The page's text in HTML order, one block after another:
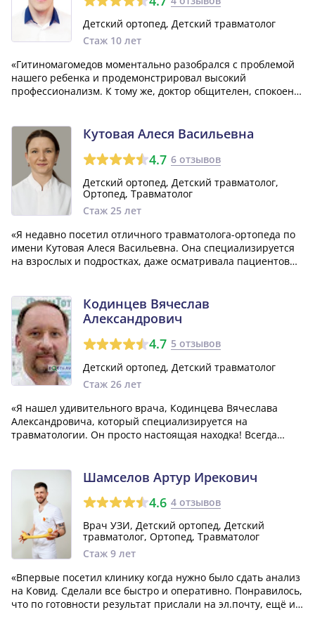
Детский ортопед, Детский травматолог
Стаж 10 лет
«Гитиномагомедов моментально разобрался с проблемой
нашего ребенка и продемонстрировал высокий
профессионализм. К тому же, доктор общителен, спокоен и
выполнили все его рекомендации.»
Кутовая Алеся Васильевна
4.7 6 отзывов
Детский ортопед, Детский травматолог,
Ортопед, Травматолог
Стаж 25 лет
«Я недавно посетил отличного травматолога-ортопеда по
имени Кутовая Алеся Васильевна. Она специализируется
на взрослых и подростках, даже осматривала пациентов
Алеся Васильевна отно...»Кодинцев Вячеслав
Александрович
4.7 5 отзывов
Детский ортопед, Детский травматолог
Стаж 26 лет
«Я нашел удивительного врача, Кодинцева Вячеслава
Александровича, который специализируется на
травматологии. Он просто настоящая находка! Всегда
Шамселов Артур Ирекович
4.6 4 отзывов
Врач УЗИ, Детский ортопед, Детский
травматолог, Ортопед, Травматолог
Стаж 9 лет
«Впервые посетил клинику когда нужно было сдать анализ
на Ковид. Сделали все быстро и оперативно. Понравилось,
что по готовности результат прислали на эл.почту, ещё и